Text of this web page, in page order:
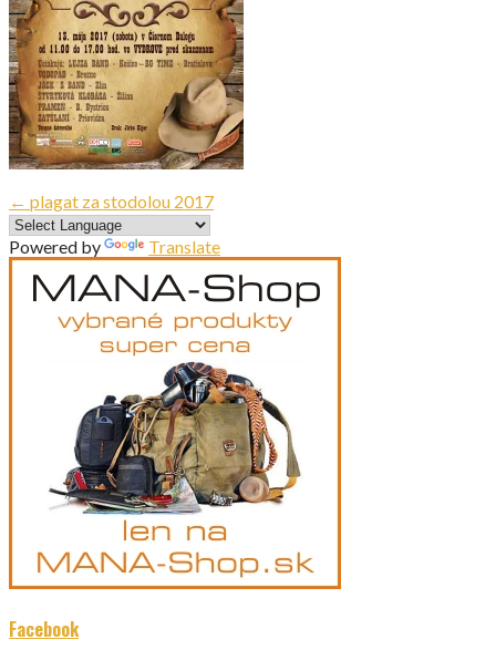
Navigácia
v
článku
← plagat za stodolou 2017
Powered by Translate
Facebook